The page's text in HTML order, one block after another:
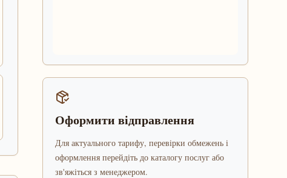
Оформити відправлення
Для актуального тарифу, перевірки обмежень і
оформлення перейдіть до каталогу послуг або
зв'яжіться з менеджером.